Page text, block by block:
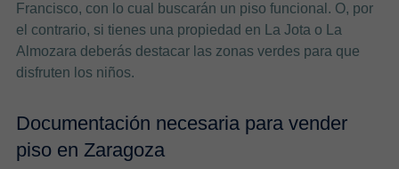
Francisco, con lo cual buscarán un piso funcional. O, por
el contrario, si tienes una propiedad en La Jota o La
Almozara deberás destacar las zonas verdes para que
disfruten los niños.
Documentación necesaria para vender
piso en Zaragoza